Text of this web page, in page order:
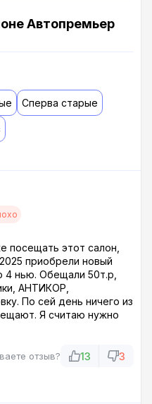
Автопремьер
Сперва старые
посещать этот салон,
приобрели новый
4 нью. Обещали 50т.р,
АНТИКОР,
По сей день ничего из
Я считаю нужно
обманули и написать в
отзыв? 13 3